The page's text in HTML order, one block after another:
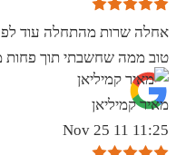
אחלה שרות מהתחלה עוד
טוב ממה שחשבתי תוך פחות מ24 שעות היה מוכן ממליץ
מאיר קמיליאן
11:25 11 Nov 25